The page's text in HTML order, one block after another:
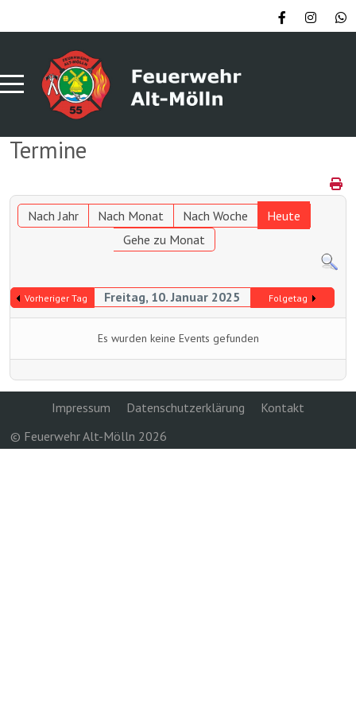
Termine
Nach Jahr Nach Monat Nach Woche
Heute
Gehe zu Monat
Vorheriger Tag Freitag, 10. Januar 2025 Folgetag
Es wurden keine Events gefunden
Impressum Datenschutzerklärung
Kontakt
© Feuerwehr Alt-Mölln 2026